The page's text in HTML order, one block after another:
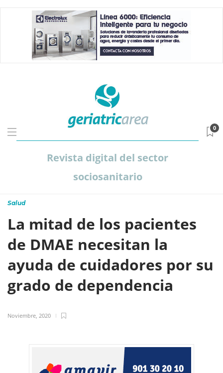
Revista digital del sector
sociosanitario
0
Salud
La mitad de los pacientes
de DMAE necesitan la
ayuda de cuidadores por su
grado de dependencia
Noviembre, 2020